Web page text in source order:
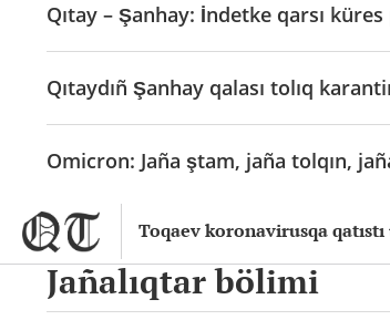
Toqaev koronavirusqa
Qıtay – Şanhay: İndetke qarsı
Qıtaydıñ Şanhay qalası tolıq
Omicron: Jaña ştam, jaña tolqın,
Jañalıqtar bölimi